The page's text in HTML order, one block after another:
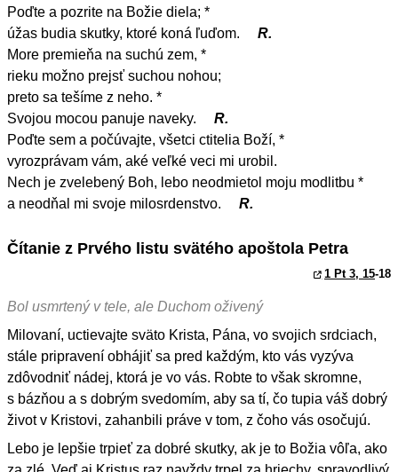
Poďte a pozrite na Božie diela; *
úžas budia skutky, ktoré koná ľuďom.
R.
More premieňa na suchú zem, *
rieku možno prejsť suchou nohou;
preto sa tešíme z neho. *
Svojou mocou panuje naveky.
R.
Poďte sem a počúvajte, všetci ctitelia Boží, *
vyrozprávam vám, aké veľké veci mi urobil.
Nech je zvelebený Boh, lebo neodmietol moju modlitbu *
a neodňal mi svoje milosrdenstvo.
R.
Čítanie z Prvého listu svätého apoštola Petra
1 Pt 3, 15-18
Bol usmrtený v tele, ale Duchom oživený
Milovaní, uctievajte sväto Krista, Pána, vo svojich srdciach,
stále pripravení obhájiť sa pred každým, kto vás vyzýva
zdôvodniť nádej, ktorá je vo vás. Robte to však skromne,
s bázňou a s dobrým svedomím, aby sa tí, čo tupia váš dobrý
život v Kristovi, zahanbili práve v tom, z čoho vás osočujú.
Lebo je lepšie trpieť za dobré skutky, ak je to Božia vôľa, ako